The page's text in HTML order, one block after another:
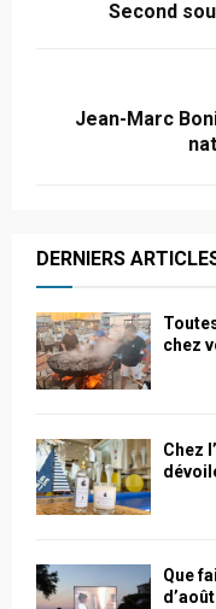
Second
Jean-Marc
DERNIERS
chez
Chez
Que